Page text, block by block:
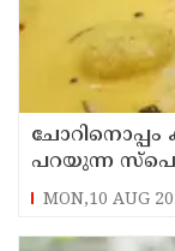
ചോറിനൊപ്പം
പറയുന്ന
MON,10 AUG